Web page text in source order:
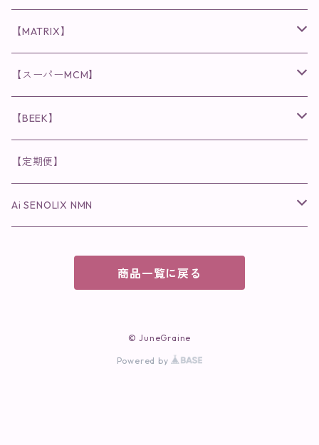
保湿ジェル・クリーム
ラディール
ディフェンサー
メイク小物
クレンジング
洗顔
◉インナーケア
食品
粒タイプ
◉cocochia
ヘナカラー
ヘアファンデーション
cocochiaお祝いギフトセット(包装あり)
◉美顔器
◉スペシャルケア
◉肌悩み
エイジングトラブル
クレンジング・洗顔
リップ
クレンジング・洗顔
化粧水
◉スピケアシリーズ
◉V.O.Sシリーズ
クレンジング・洗顔
化粧水
◉メンズシリーズ
クレンジング・洗顔
化粧水
◉MESシリーズ
まつ毛用美容液
眉毛用美容液
リップアディクト
唇用美容液
ヘアアディクト
スキンケアシリーズ
美容液
【MATRIX】
スキンケアシリーズ
美容液
洗顔
【スーパーMCM】
インナーケア
【BEEK】
インナーケア
【定期便】
Ai SENOLIX NMN
商品一覧に戻る
© JuneGraine
Powered by